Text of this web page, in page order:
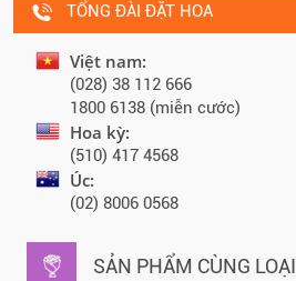
TỔNG ĐÀI ĐẶT HOA
Việt nam:
(028) 38 112 666
1800 6138 (miễn cước)
Hoa kỳ:
(510) 417 4568
Úc:
(02) 8006 0568
SẢN PHẨM CÙNG LOẠI